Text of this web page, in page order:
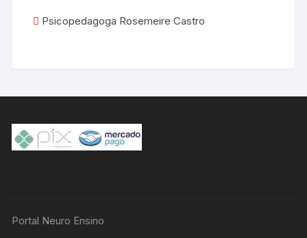
Psicopedagoga Rosemeire Castro
Portal Neuro Ensino